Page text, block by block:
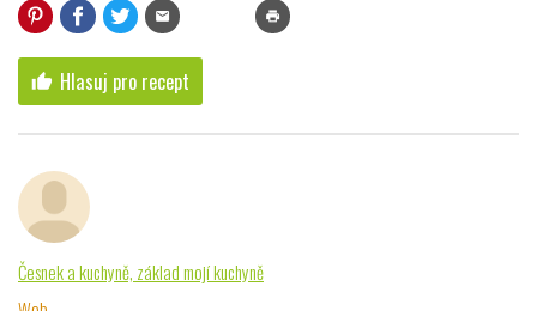
mail print
thumb_up Hlasuj pro recept
Česnek a kuchyně, základ mojí kuchyně